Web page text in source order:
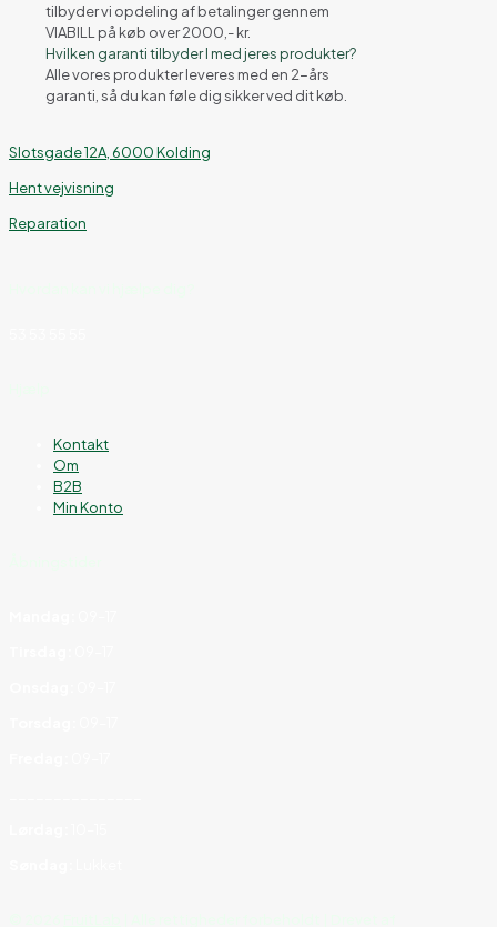
tilbyder vi opdeling af betalinger gennem
VIABILL på køb over 2000,- kr.
Hvilken garanti tilbyder I med jeres produkter?
Alle vores produkter leveres med en 2-års
garanti, så du kan føle dig sikker ved dit køb.
Slotsgade 12A, 6000 Kolding
Hent vejvisning
Reparation
Kontakt
Om
B2B
Min Konto